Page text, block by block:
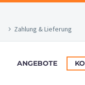
Zahlung & Lieferung
ANGEBOTE